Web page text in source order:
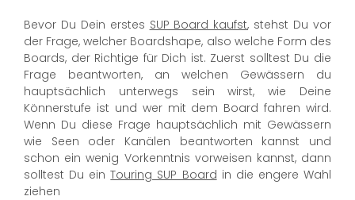
Bevor Du Dein erstes SUP Board kaufst, stehst Du vor
der Frage, welcher Boardshape, also welche Form des
Boards, der Richtige für Dich ist. Zuerst solltest Du die
Frage beantworten, an welchen Gewässern du
hauptsächlich unterwegs sein wirst, wie Deine
Könnerstufe ist und wer mit dem Board fahren wird.
Wenn Du diese Frage hauptsächlich mit Gewässern
wie Seen oder Kanälen beantworten kannst und
schon ein wenig Vorkenntnis vorweisen kannst, dann
solltest Du einTouring SUP Board in die engere Wahl
ziehen